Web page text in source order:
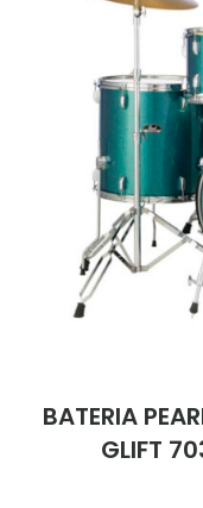
BATERIA
GLIFT